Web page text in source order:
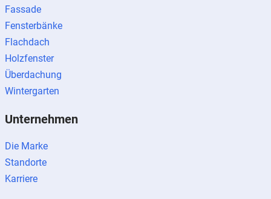
Fassade
Fensterbänke
Flachdach
Holzfenster
Überdachung
Wintergarten
Unternehmen
Die Marke
Standorte
Karriere